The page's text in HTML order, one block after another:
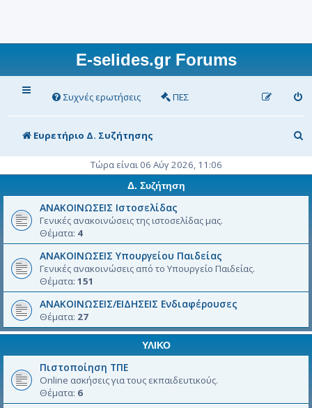
E-selides.gr Forums
Συχνές ερωτήσεις ΠΕΣ
Ευρετήριο Δ. Συζήτησης
ν
α
ζ
η
Τώρα είναι 06 Αύγ 2026, 11:06
Δ. Συζήτηση
ΑΝΑΚΟΙΝΩΣΕΙΣ Ιστοσελίδας
Γενικές ανακοινώσεις της ιστοσελίδας μας.
Θέματα: 4
ΑΝΑΚΟΙΝΩΣΕΙΣ Υπουργείου Παιδείας
Γενικές ανακοινώσεις από το Υπουργείο Παιδείας.
Θέματα: 151
ΑΝΑΚΟΙΝΩΣΕΙΣ/ΕΙΔΗΣΕΙΣ Ενδιαφέρουσες
Θέματα: 27
ΥΛΙΚΟ
Πιστοποίηση ΤΠΕ
Online ασκήσεις για τους εκπαιδευτικούς.
Θέματα: 6